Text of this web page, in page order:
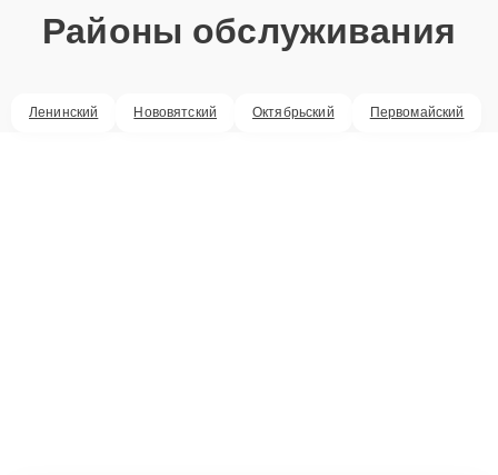
Районы обслуживания
Ленинский Нововятский Октябрьский Первомайский